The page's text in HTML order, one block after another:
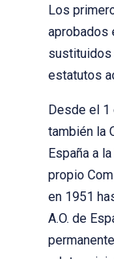
Los
aprobados
sustituidos
estatutos
Desde el 1
también la
España a
propio
en 1951
A.O. de